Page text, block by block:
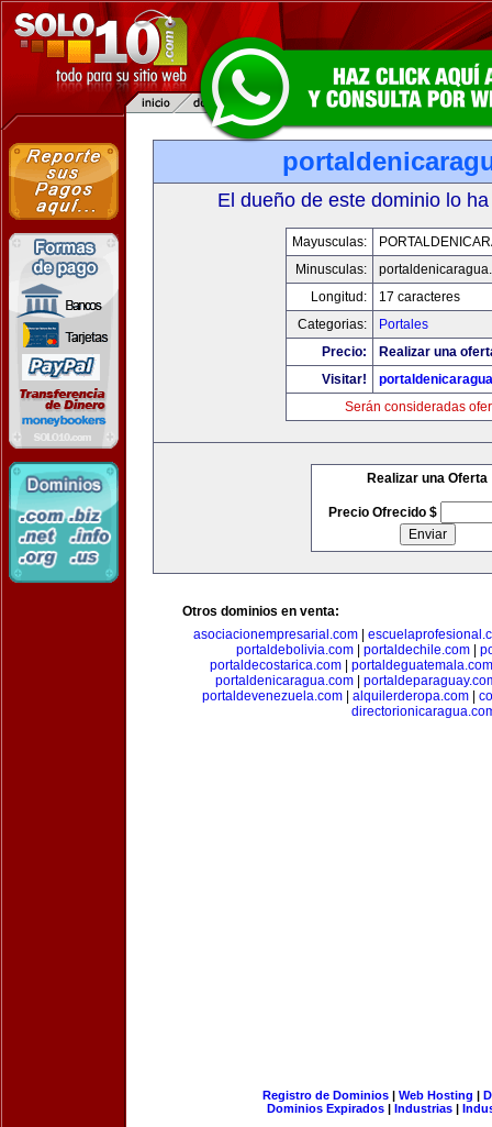
El dueño de este dominio lo
Mayusculas:
Minusculas:
Longitud:
17 caracteres
Categorias:
Portales
Precio:
Realizar una
Visitar!
Serán consideradas
Realizar una Oferta
Precio Ofrecido $
Otros dominios en venta:
asociacionempresarial.com|
portaldebolivia.com| portaldechile.com|
portaldecostarica.com
portaldeguatemala.com
portaldenicaragua.com|
portaldevenezuela.com| alquilerderopa.com|
Registro de Dominios| Web Hosting |
Dominios Expirados | Industrias |